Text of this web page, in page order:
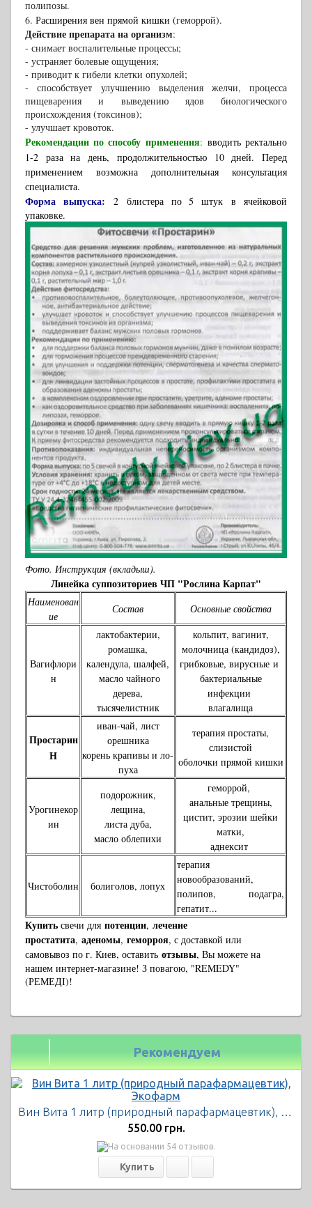
полипозы.
6. Расширения вен прямой кишки (геморрой).
Действие препарата на организм:
- снимает воспалительные процессы;
- устраняет болевые ощущения;
- приводит к гибели клетки опухолей;
- способствует улучшению выделения желчи, процесса
пищеварения и выведению ядов биологического
происхождения (токсинов);
- улучшает кровоток.
Рекомендации по способу применения: вводить ректально
1-2 раза на день, продолжительностью 10 дней. Перед
применением возможна дополнительная консультация
специалиста.
Форма выпуска: 2блистера по 5 штук в ячейковой
упаковке.
Фото. Инструкция (вкладыш).
Линейка суппозиториев ЧП "Рослина Карпат"
Наименован
ие
Состав Основные свойства
Вагифлори
н
лактобактерии,
ромашка,
календула, шалфей,
масло чайного
дерева,
тысячелистник
кольпит, вагинит,
молочница (кандидоз),
грибковые, вирусные и
бактериальные
инфекции
влагалища
Простарин
Н
иван-чай, лист
орешника
корень крапивы и ло­
пуха
терапия простаты,
слизистой
оболочки прямой кишки
Урогинекор
ин
подорожник,
лещина,
листа дуба,
масло облепихи
геморрой,
анальные трещины,
цистит, эрозии шейки
матки,
аднексит
Чистоболин болиголов, лопух
терапия
новообразований,
полипов, подагра,
гепатит...
Купить свечи для потенции, лечение
простатита, аденомы, геморроя, с доставкой или
самовывоз по г. Киев, оставить отзывы, Вы можете на
нашем интернет-магазине! З повагою, "REMEDY"
(РЕМЕДІ)!
Рекомендуем
Вин Вита 1 литр (природный парафармацевтик), Экофарм
550.00 грн.